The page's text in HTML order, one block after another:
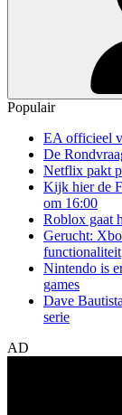
Populair
EA officieel
De
Netflix pakt
Kijk hier de
om 16:00
Roblox gaat
Gerucht:
functionaliteit
Nintendo is
games
Dave
serie
AD